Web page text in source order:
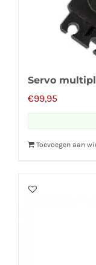
Servo
€99,95
Toevoegen aan